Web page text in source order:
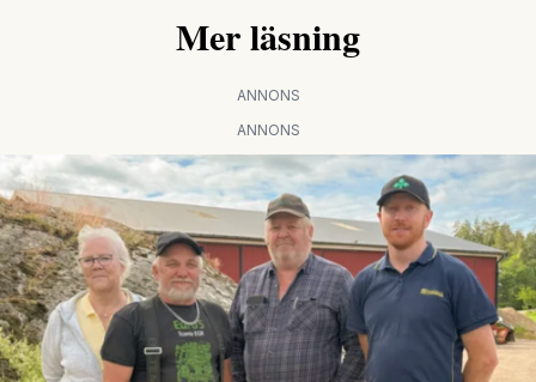
Mer läsning
ANNONS
ANNONS